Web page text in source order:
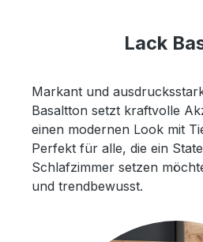
Lack
Markant und
Basaltton setzt kraftvolle
einen modernen Look mit
Perfekt für alle, die ein
Schlafzimmer setzen
und trendbewusst.